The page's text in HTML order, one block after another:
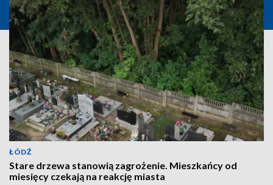
ŁÓDŹ
Stare drzewa stanowią zagrożenie. Mieszkańcy od
miesięcy czekają na reakcję miasta